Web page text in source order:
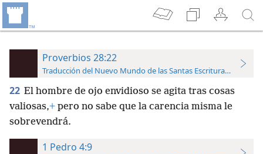
Proverbios 28:22
Traducción del Nuevo Mundo de las Santas Escrituras (con
22 El hombre de ojo envidioso se agita tras cosas
valiosas,+ pero no sabe que la carencia misma le
sobrevendrá.
1 Pedro 4:9